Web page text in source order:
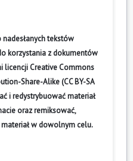
tekstów
korzystania z dokumentów
licencji Creative Commons
Share-Alike (CC BY-SA
i redystrybuować materiał
oraz remiksować,
w dowolnym celu.